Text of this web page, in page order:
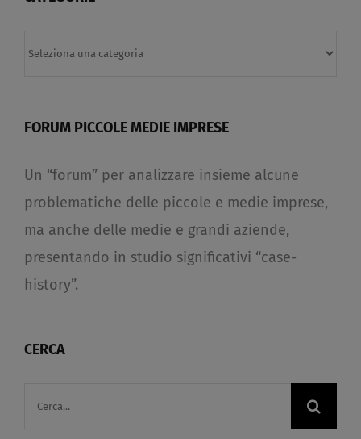
FORUM PICCOLE MEDIE IMPRESE
Un “forum” per analizzare insieme alcune
problematiche delle piccole e medie imprese,
ma anche delle medie e grandi aziende,
presentando in studio significativi “case-
history”.
CERCA